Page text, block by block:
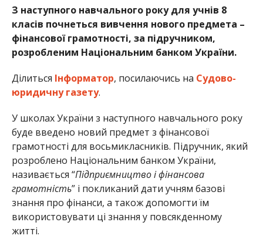
З наступного навчального року для учнів 8
класів почнеться вивчення нового предмета –
фінансової грамотності, за підручником,
розробленим Національним банком України.
Ділиться Інформатор, посилаючись на Судово-
юридичну газету.
У школах України з наступного навчального року
буде введено новий предмет з фінансової
грамотності для восьмикласників. Підручник, який
розроблено Національним банком України,
називається “Підприємництво і фінансова
грамотність” і покликаний дати учням базові
знання про фінанси, а також допомогти їм
використовувати ці знання у повсякденному
житті.